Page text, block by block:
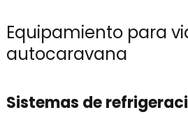
Equipamiento para
autocaravana
Sistemas de